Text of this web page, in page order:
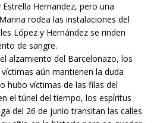
Hernandez, pero una
rodea las instalaciones del
López y Hernández se rinden
de sangre.
alzamiento del Barcelonazo, los
aún mantienen la duda
hubo víctimas de las filas del
el túnel del tiempo, los espíritus
del 26 de junio transitan las calles